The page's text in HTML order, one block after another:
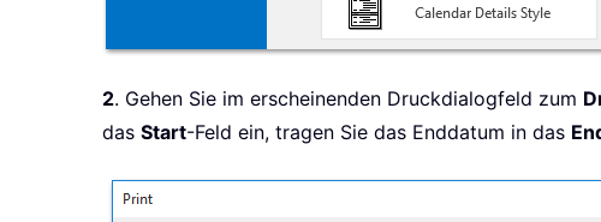
2. Gehen Sie im erscheinenden Druckdialogfeld zum
das Start-Feld ein, tragen Sie das Enddatum in das